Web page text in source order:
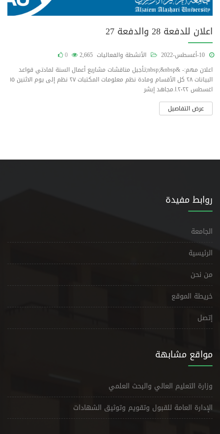
اعلان للدفعة 28 والدفعة 27
الأنشطة والفعاليات 2,665
0
اعلان مهم:- &nbsp;&nbsp;تأجيل مناقشات مشاريع أعمال السنة لمادتي قواعد
البيانات ٢٨ كل الأقسام ومادة نظم معلومات المكتبات ٢٧ نظم إلى يوم الاثنين ١٥
اغسطس ٢٠٢٢.ا.مجاهد إبشر
عرض التفاصيل
روابط مفيدة
الجامعة
الرئيسية
من نحن
خريطة الموقع
إتصل
مواقع مشابهة
وزارة التعليم العالي والبحث العلمي
الإدارة العامة للقبول وتقويم وتوثيق الشهادات